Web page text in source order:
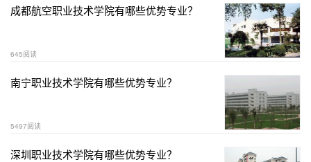
成都航空职业技术学院有哪些优势专业？
645阅读
南宁职业技术学院有哪些优势专业？
5497阅读
深圳职业技术学院有哪些优势专业？